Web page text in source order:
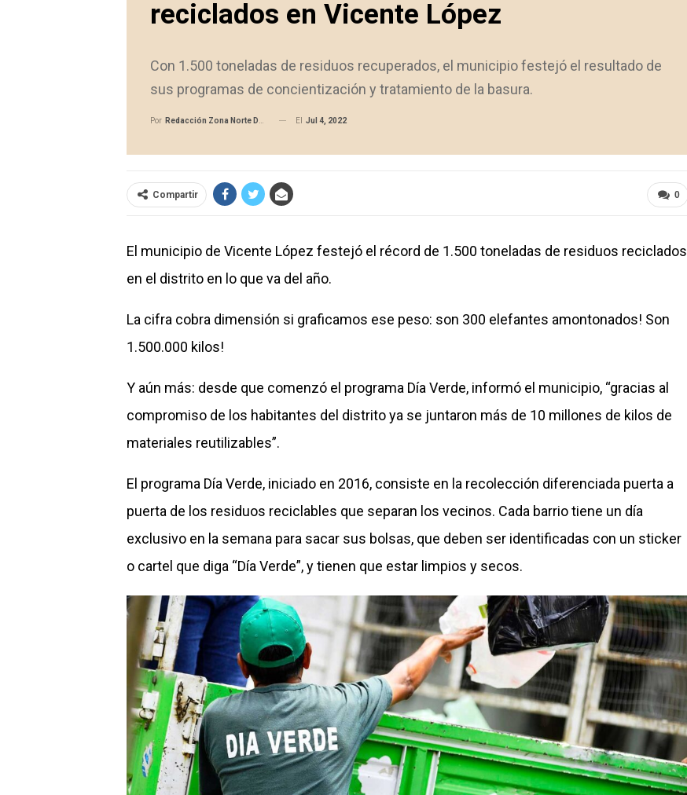
reciclados en Vicente López
Con 1.500 toneladas de residuos recuperados, el municipio festejó el resultado de
sus programas de concientización y tratamiento de la basura.
Por Redacción Zona Norte Daily El Jul 4, 2022
0
Compartir
El municipio de Vicente López festejó el récord de 1.500 toneladas de residuos reciclados
en el distrito en lo que va del año.
La cifra cobra dimensión si graficamos ese peso: son 300 elefantes amontonados! Son
1.500.000 kilos!
Y aún más: desde que comenzó el programa Día Verde, informó el municipio, “gracias al
compromiso de los habitantes del distrito ya se juntaron más de 10 millones de kilos de
materiales reutilizables”.
El programa Día Verde, iniciado en 2016, consiste en la recolección diferenciada puerta a
puerta de los residuos reciclables que separan los vecinos. Cada barrio tiene un día
exclusivo en la semana para sacar sus bolsas, que deben ser identificadas con un sticker
o cartel que diga “Día Verde”, y tienen que estar limpios y secos.